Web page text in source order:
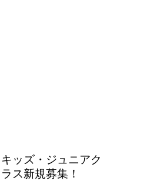
キッズ・ジュニアク
ラス新規募集！